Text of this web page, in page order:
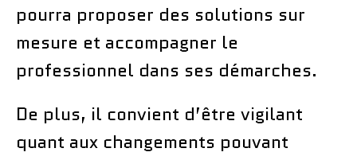
pourra proposer des solutions sur
mesure et accompagner le
professionnel dans ses démarches.
De plus, il convient d’être vigilant
quant aux changements pouvant